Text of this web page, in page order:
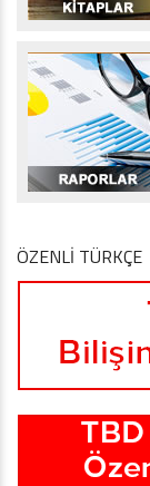
ÖZENLİ TÜRKÇE